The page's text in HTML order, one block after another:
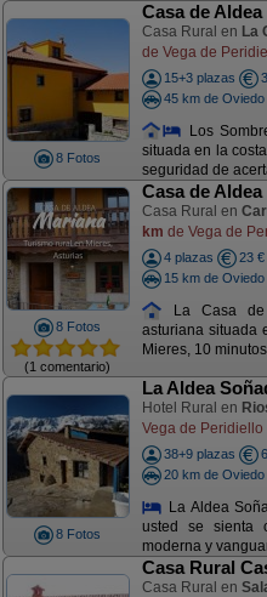
8 Fotos
Casa de
Casa Rural en La
de Vega de
15+3 plazas
45 km de Oviedo
Los
situada en la
seguridad de
8 Fotos
(1 comentario)
Casa de
Casa Rural en
km de Vega de
4 plazas
23 €
15 km de Oviedo
La Casa de
asturiana situada
Mieres, 10
8 Fotos
La Aldea
Hotel Rural en
Vega de Peridiello
38+9 plazas
20 km de Oviedo
La Aldea
usted se sienta
moderna y
Casa Rural
Casa Rural en